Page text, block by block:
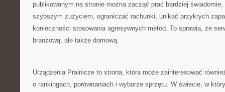
publikowanym na stronie można zacząć prać bardziej
szybszym zużyciem, ograniczać rachunki, unikać przykrych
konieczności stosowania agresywnych metod. To sprawia, że
branżową, ale także domową.
Urządzenia Pralnicze to strona, która może zainteresować
o rankingach, porównaniach i wyborze sprzętu. W świecie, w